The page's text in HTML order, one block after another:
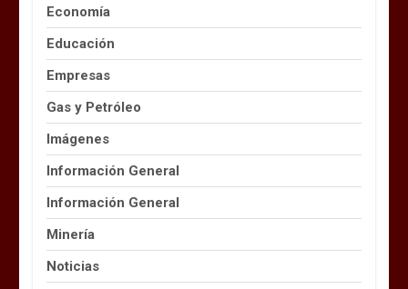
Economía
Educación
Empresas
Gas y Petróleo
Imágenes
Información General
Información General
Minería
Noticias